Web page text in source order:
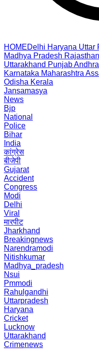
HOMEDelhi Haryana Uttar
Madhya Pradesh Rajasthan
Uttarakhand Punjab
Karnataka Maharashtra
Odisha Kerala
Jansamasya
News
Bjp
National
Police
Bihar
India
कांग्रेस
बीजेपी
Gujarat
Accident
Congress
Modi
Delhi
Viral
मारपीट
Jharkhand
Breakingnews
Narendramodi
Nitishkumar
Madhya_pradesh
Nsui
Pmmodi
Rahulgandhi
Uttarpradesh
Haryana
Cricket
Lucknow
Uttarakhand
Crimenews